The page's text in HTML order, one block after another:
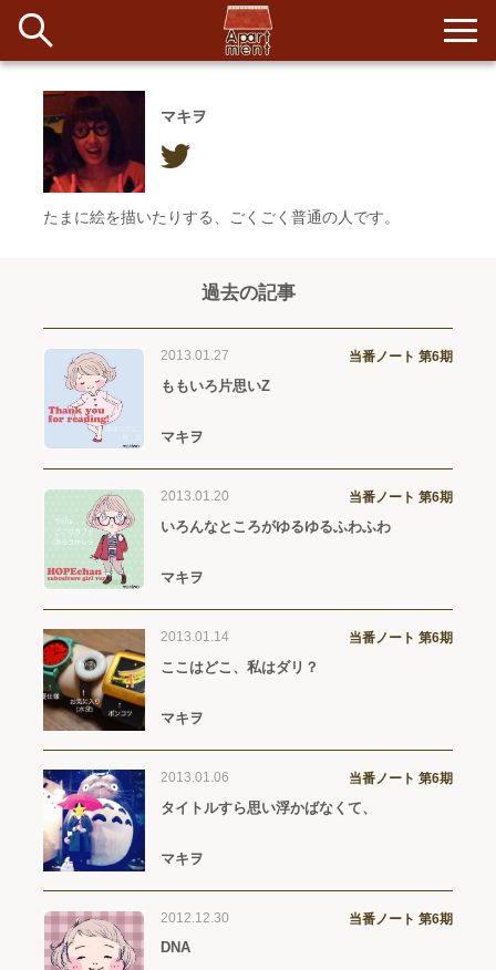
#アイデア #イベント #インド #ボツ #マルシェ
#旅
#日記 #生活
イベント&ショップ
長期滞在者&more
アパートメントについて
寄付について
入居者一覧
マキヲ
たまに絵を描いたりする、ごくごく普通の人です。
過去の記事
2013.01.27 当番ノート 第6期
ももいろ片思いZ
マキヲ
2013.01.20 当番ノート 第6期
いろんなところがゆるゆるふわふわ
マキヲ
2013.01.14 当番ノート 第6期
ここはどこ、私はダリ？
マキヲ
2013.01.06 当番ノート 第6期
タイトルすら思い浮かばなくて、
マキヲ
2012.12.30 当番ノート 第6期
DNA